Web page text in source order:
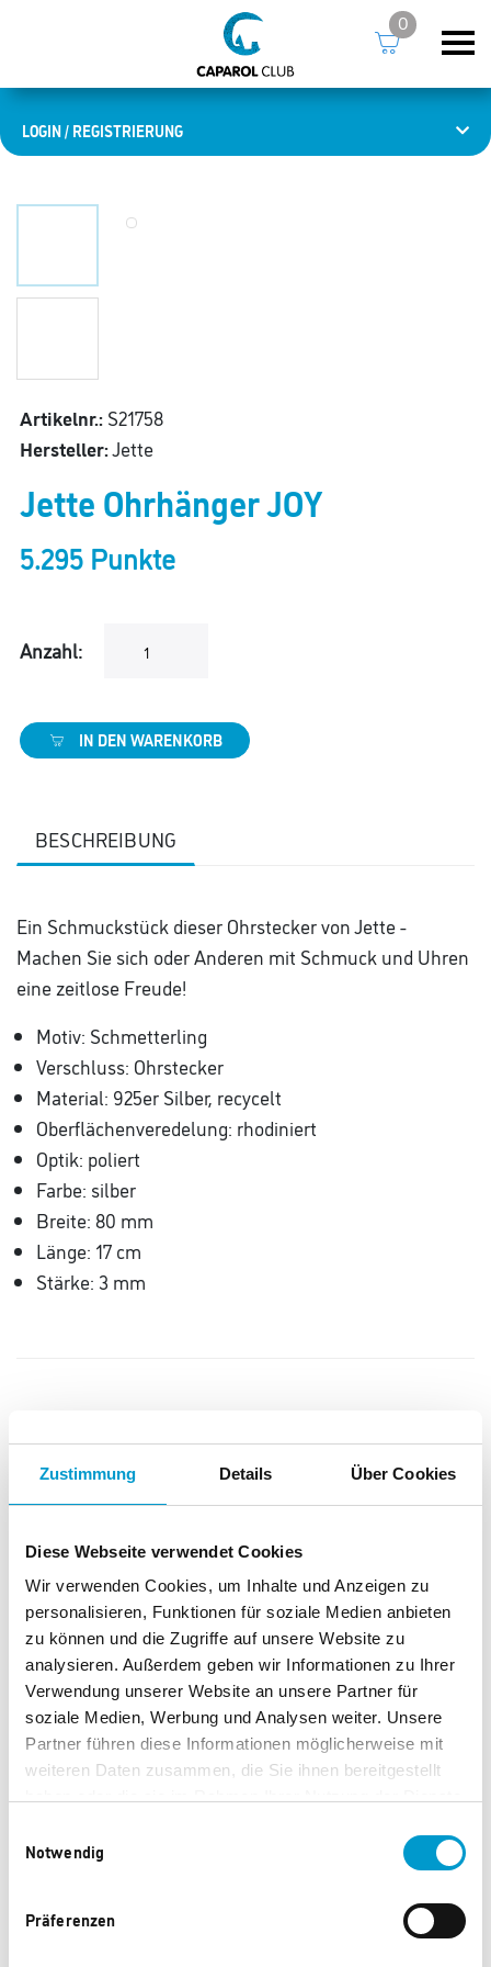
Zustimmung Details Über Cookies
Diese Webseite verwendet Cookies
Wir verwenden Cookies, um Inhalte und Anzeigen zu
personalisieren, Funktionen für soziale Medien anbieten
zu können und die Zugriffe auf unsere Website zu
analysieren. Außerdem geben wir Informationen zu Ihrer
Verwendung unserer Website an unsere Partner für
soziale Medien, Werbung und Analysen weiter. Unsere
Partner führen diese Informationen möglicherweise mit
weiteren Daten zusammen, die Sie ihnen bereitgestellt
Notwendig
Präferenzen
LOGIN / REGISTRIERUNG
0
Artikelnr.: S21758
Hersteller:Jette
Jette Ohrhänger JOY
5.295 Punkte
Anzahl:
IN DEN WARENKORB
BESCHREIBUNG
Ein Schmuckstück dieser Ohrstecker von Jette -
Machen Sie sich oder Anderen mit Schmuck und Uhren
eine zeitlose Freude!
Motiv: Schmetterling
Verschluss: Ohrstecker
Material: 925er Silber, recycelt
Oberflächenveredelung: rhodiniert
Optik: poliert
Farbe: silber
Breite: 80 mm
Länge: 17 cm
Stärke: 3 mm
Diese Produkte könnten Ihnen auch
gefallen.
Jette Armband Swing Jette Kette Swing
12.600 Punkte